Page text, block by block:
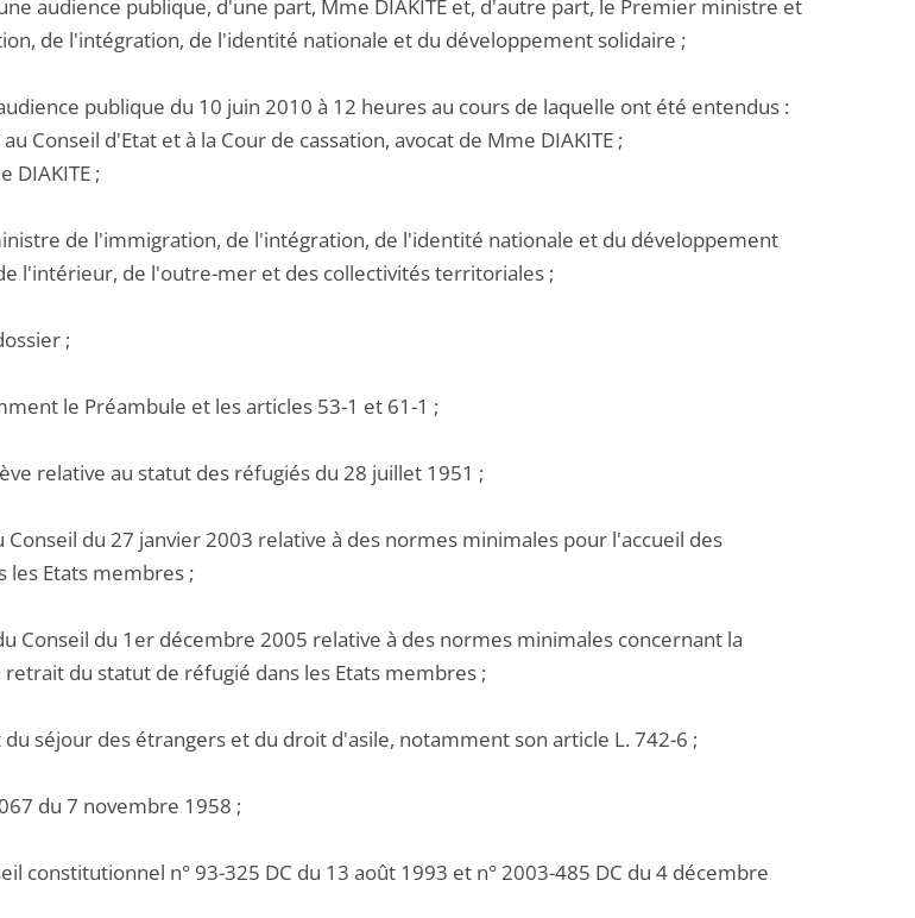
audience publique, d'une part, Mme DIAKITE et, d'autre part, le Premier ministre et
de l'intégration, de l'identité nationale et du développement solidaire ;
publique du 10 juin 2010 à 12 heures au cours de laquelle ont été entendus :
Conseil d'Etat et à la Cour de cassation, avocat de Mme DIAKITE ;
DIAKITE ;
de l'immigration, de l'intégration, de l'identité nationale et du développement
l'intérieur, de l'outre-mer et des collectivités territoriales ;
;
le Préambule et les articles 53-1 et 61-1 ;
relative au statut des réfugiés du 28 juillet 1951 ;
du 27 janvier 2003 relative à des normes minimales pour l'accueil des
les Etats membres ;
Conseil du 1er décembre 2005 relative à des normes minimales concernant la
du statut de réfugié dans les Etats membres ;
séjour des étrangers et du droit d'asile, notamment son article L. 742-6 ;
du 7 novembre 1958 ;
constitutionnel n° 93-325 DC du 13 août 1993 et n° 2003-485 DC du 4 décembre